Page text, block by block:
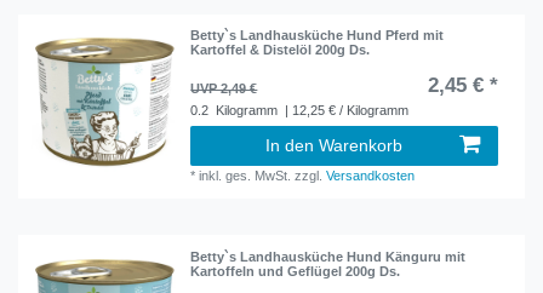
Betty`s Landhausküche Hund Pferd mit
Kartoffel & Distelöl 200g Ds.
UVP 2,49 € 2,45 € *
0.2 Kilogramm | 12,25 € / Kilogramm
In den Warenkorb
*inkl. ges. MwSt. zzgl.Versandkosten
Betty`s Landhausküche Hund Känguru mit
Kartoffeln und Geflügel 200g Ds.